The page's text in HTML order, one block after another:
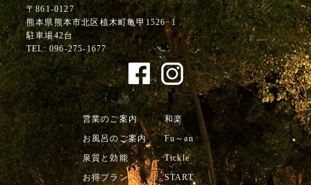
〒861-0127
熊本県熊本市北区植木町亀甲1526−1
駐車場42台
TEL: 096-275-1677
営業のご案内
お風呂のご案内
泉質と効能
お得プラン
和楽
Fu～an
Tickle
START